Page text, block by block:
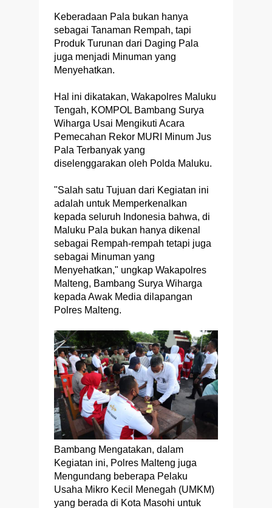
Keberadaan Pala bukan hanya
sebagai Tanaman Rempah, tapi
Produk Turunan dari Daging Pala
juga menjadi Minuman yang
Menyehatkan.
Hal ini dikatakan, Wakapolres Maluku
Tengah, KOMPOL Bambang Surya
Wiharga Usai Mengikuti Acara
Pemecahan Rekor MURI Minum Jus
Pala Terbanyak yang
diselenggarakan oleh Polda Maluku.
"Salah satu Tujuan dari Kegiatan ini
adalah untuk Memperkenalkan
kepada seluruh Indonesia bahwa, di
Maluku Pala bukan hanya dikenal
sebagai Rempah-rempah tetapi juga
sebagai Minuman yang
Menyehatkan," ungkap Wakapolres
Malteng, Bambang Surya Wiharga
kepada Awak Media dilapangan
Polres Malteng.
Bambang Mengatakan, dalam
Kegiatan ini, Polres Malteng juga
Mengundang beberapa Pelaku
Usaha Mikro Kecil Menegah (UMKM)
yang berada di Kota Masohi untuk